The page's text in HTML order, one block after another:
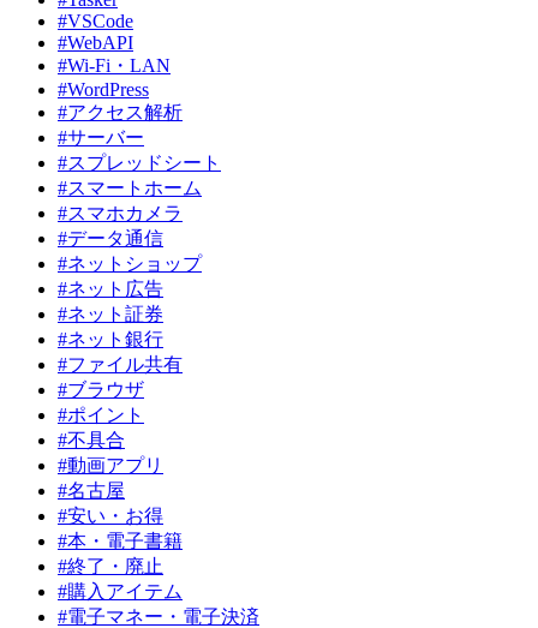
#VSCode
#WebAPI
#Wi-Fi・LAN
#WordPress
#アクセス解析
#サーバー
#スプレッドシート
#スマートホーム
#スマホカメラ
#データ通信
#ネットショップ
#ネット広告
#ネット証券
#ネット銀行
#ファイル共有
#ブラウザ
#ポイント
#不具合
#動画アプリ
#名古屋
#安い・お得
#本・電子書籍
#終了・廃止
#購入アイテム
#電子マネー・電子決済